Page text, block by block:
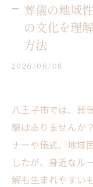
葬儀の地域
の文化を理
方法
2026/06/08
八王子市では、葬
験はありませんか
ナーや儀式、地域
したが、身近なル
解も生まれやすい